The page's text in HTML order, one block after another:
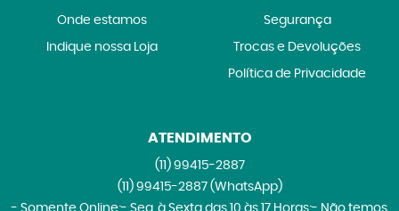
Onde estamos
Indique nossa Loja
Segurança
Trocas e Devoluções
Política de Privacidade
ATENDIMENTO
(11)99415-2887
(11)99415-2887 (WhatsApp)
- Somente Online;- Seg. à Sexta das 10 às 17 Horas;- Não temos